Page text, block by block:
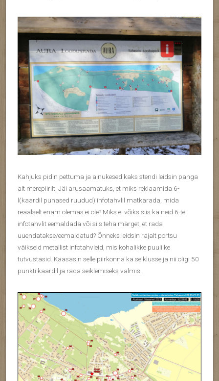
Kahjuks pidin pettuma ja ainukesed kaks stendi leidsin panga
alt merepiirilt. Jäi arusaamatuks, et miks reklaamida 6-
l(kaardil punased ruudud) infotahvlil matkarada, mida
reaalselt enam olemas ei ole? Miks ei võiks siis ka neid 6-te
infotahvlit eemaldada või siis teha märget, et rada
uuendatakse/eemaldatud? Õnneks leidsin rajalt portsu
väikseid metallist infotahvleid, mis kohalikke puuliike
tutvustasid. Kaasasin selle piirkonna ka seiklusse ja nii oligi 50
punkti kaardil ja rada seiklemiseks valmis.